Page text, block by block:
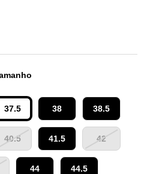
37.5 38 38.5
40.5 41.5 42
44 44.5